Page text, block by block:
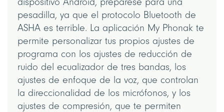
pesadilla, ya que el protocolo Bluetooth de
ASHA es terrible. La aplicación My Phonak te
permite personalizar tus propios ajustes de
programa con los ajustes de reducción de
ruido del ecualizador de tres bandas, los
ajustes de enfoque de la voz, que controlan
la direccionalidad de los micrófonos, y los
ajustes de compresión, que te permiten